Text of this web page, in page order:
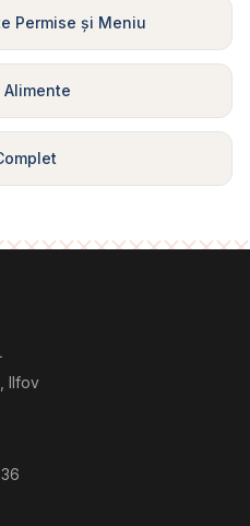
Permise și Meniu
Ilfov